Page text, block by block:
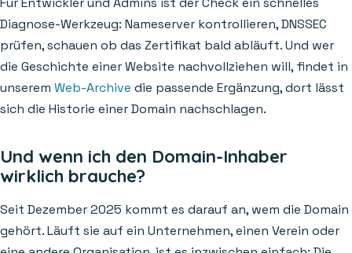
Diagnose-Werkzeug: Nameserver kontrollieren, DNSSEC
prüfen, schauen ob das Zertifikat bald abläuft. Und wer
die Geschichte einer Website nachvollziehen will, findet in
unserem Web-Archive die passende Ergänzung, dort lässt
sich die Historie einer Domain nachschlagen.
Und wenn ich den Domain-Inhaber
wirklich brauche?
Seit Dezember 2025 kommt es darauf an, wem die Domain
gehört. Läuft sie auf ein Unternehmen, einen Verein oder